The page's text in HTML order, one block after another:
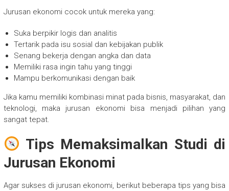
Jurusan ekonomi cocok untuk mereka yang:
Suka berpikir logis dan analitis
Tertarik pada isu sosial dan kebijakan publik
Senang bekerja dengan angka dan data
Memiliki rasa ingin tahu yang tinggi
Mampu berkomunikasi dengan baik
Jika kamu memiliki kombinasi minat pada bisnis, masyarakat, dan
teknologi, maka jurusan ekonomi bisa menjadi pilihan yang
sangat tepat.
Tips Memaksimalkan Studi di
Jurusan Ekonomi
Agar sukses di jurusan ekonomi, berikut beberapa tips yang bisa